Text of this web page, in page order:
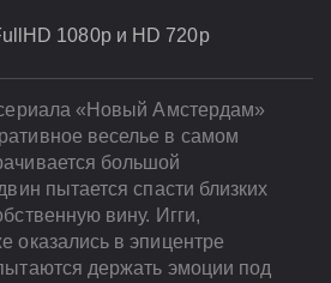
1080p и HD 720p
«Новый Амстердам»
веселье в самом
большой
пытается спасти близких
вину. Игги,
оказались в эпицентре
держать эмоции под